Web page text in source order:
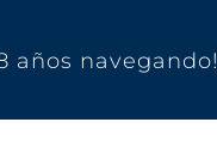
años navegando!